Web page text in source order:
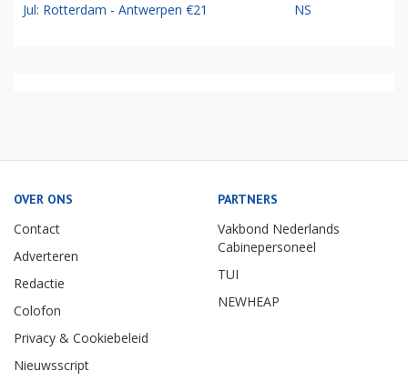
Jul: Rotterdam - Antwerpen €21 NS
OVER ONS
Contact
Adverteren
Redactie
Colofon
Privacy & Cookiebeleid
Nieuwsscript
PARTNERS
Vakbond Nederlands
Cabinepersoneel
TUI
NEWHEAP